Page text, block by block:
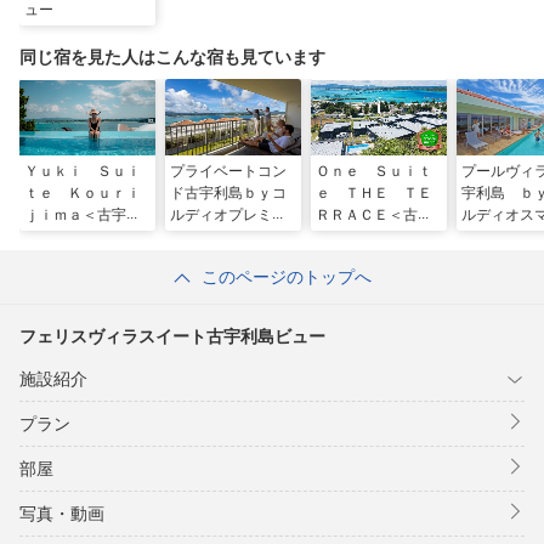
ュー
同じ宿を見た人はこんな宿も見ています
Ｙｕｋｉ Ｓｕｉ
ｔｅ Ｋｏｕｒｉ
ｊｉｍａ＜古宇利
プライベートコン
ド古宇利島ｂｙコ
ルディオプレミア
Ｏｎｅ Ｓｕｉｔ
ｅ ＴＨＥ ＴＥ
ＲＲＡＣＥ＜古宇
プールヴ
宇利島 ｂ
ルディオス
このページのトップへ
フェリスヴィラスイート古宇利島ビュー
施設紹介
プラン
部屋
写真・動画